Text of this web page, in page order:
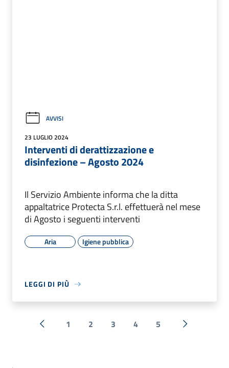
AVVISI
23 LUGLIO 2024
Interventi di derattizzazione e
disinfezione – Agosto 2024
Il Servizio Ambiente informa che la ditta
appaltatrice Protecta S.r.l. effettuerà nel mese
di Agosto i seguenti interventi
Aria Igiene pubblica
LEGGI DI PIÙ
« Precedente
1 2 3 4 5 Successiva